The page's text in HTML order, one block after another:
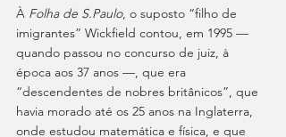
À Folha de S.Paulo, o suposto “filho de
imigrantes” Wickfield contou, em 1995 —
quando passou no concurso de juiz, à
época aos 37 anos —, que era
“descendentes de nobres britânicos”, que
havia morado até os 25 anos na Inglaterra,
onde estudou matemática e física, e que